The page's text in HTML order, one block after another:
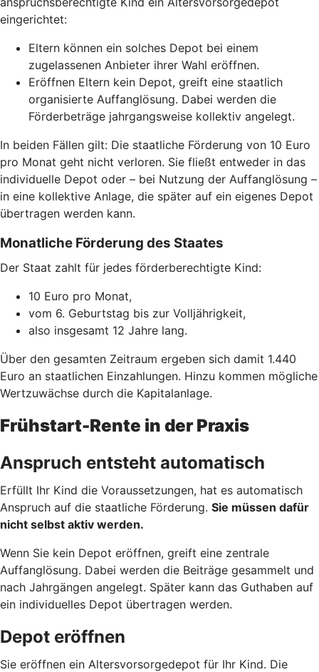
eingerichtet:
Eltern können ein solches Depot bei einem
zugelassenen Anbieter ihrer Wahl eröffnen.
Eröffnen Eltern kein Depot, greift eine staatlich
organisierte Auffanglösung. Dabei werden die
Förderbeträge jahrgangsweise kollektiv angelegt.
In beiden Fällen gilt: Die staatliche Förderung von 10 Euro
pro Monat geht nicht verloren. Sie fließt entweder in das
individuelle Depot oder – bei Nutzung der Auffanglösung –
in eine kollektive Anlage, die später auf ein eigenes Depot
übertragen werden kann.
Monatliche Förderung des Staates
Der Staat zahlt für jedes förderberechtigte Kind:
10 Euro pro Monat,
vom 6. Geburtstag bis zur Volljährigkeit,
also insgesamt 12 Jahre lang.
Über den gesamten Zeitraum ergeben sich damit 1.440
Euro an staatlichen Einzahlungen. Hinzu kommen mögliche
Wertzuwächse durch die Kapitalanlage.
Frühstart-Rente in der Praxis
Anspruch entsteht automatisch
Erfüllt Ihr Kind die Voraussetzungen, hat es automatisch
Anspruch auf die staatliche Förderung. Sie müssen dafür
nicht selbst aktiv werden.
Wenn Sie kein Depot eröffnen, greift eine zentrale
Auffanglösung. Dabei werden die Beiträge gesammelt und
nach Jahrgängen angelegt. Später kann das Guthaben auf
ein individuelles Depot übertragen werden.
Depot eröffnen
Sie eröffnen ein Altersvorsorgedepot für Ihr Kind. Die